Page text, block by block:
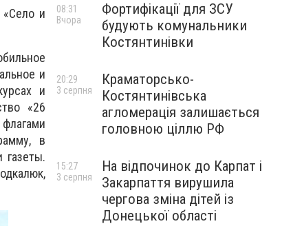
«Село и
и
и
«26
в
газеты.
Фортифікації для ЗСУ
будують комунальники
Костянтинівки
08:31
Вчора
Краматорсько-
Костянтинівська
агломерація залишається
головною ціллю РФ
20:29
3 серпня
На відпочинок до Карпат і
Закарпаття вирушила
чергова зміна дітей із
Донецької області
15:27
3 серпня